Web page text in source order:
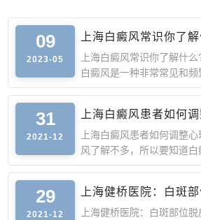
09
2023-05
上海白癜风常识你了
上海白癜风常识你了解什
白癜风是一种非常常见和频
病的出现主要是由
31
2021-12
上海白癜风患者如何
上海白癜风患者如何调整
风了解不多，所以要知道白
病，也很容易扩
29
2021-12
上海健桥医院：白斑部
上海健桥医院：白斑部位